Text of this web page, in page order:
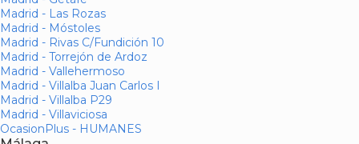
Madrid - Las Rozas
Madrid - Móstoles
Madrid - Rivas C/Fundición 10
Madrid - Torrejón de Ardoz
Madrid - Vallehermoso
Madrid - Villalba Juan Carlos I
Madrid - Villalba P29
Madrid - Villaviciosa
OcasionPlus - HUMANES